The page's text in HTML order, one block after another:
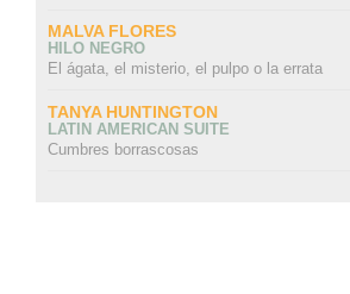
MALVA FLORES
HILO NEGRO
El ágata, el misterio, el pulpo o la errata
TANYA HUNTINGTON
LATIN AMERICAN SUITE
Cumbres borrascosas